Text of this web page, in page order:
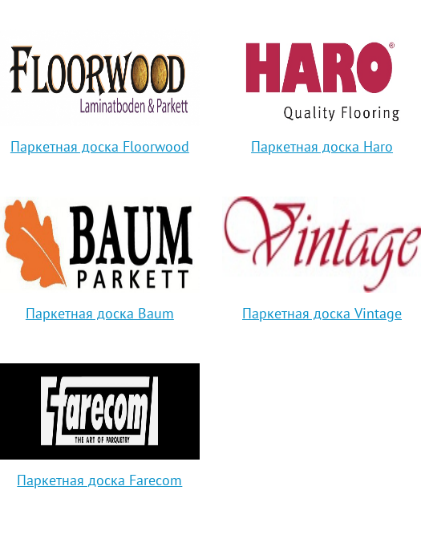
Паркетная доска Floorwood Паркетная доска Haro
Паркетная доска Baum Паркетная доска Vintage
Паркетная доска Farecom